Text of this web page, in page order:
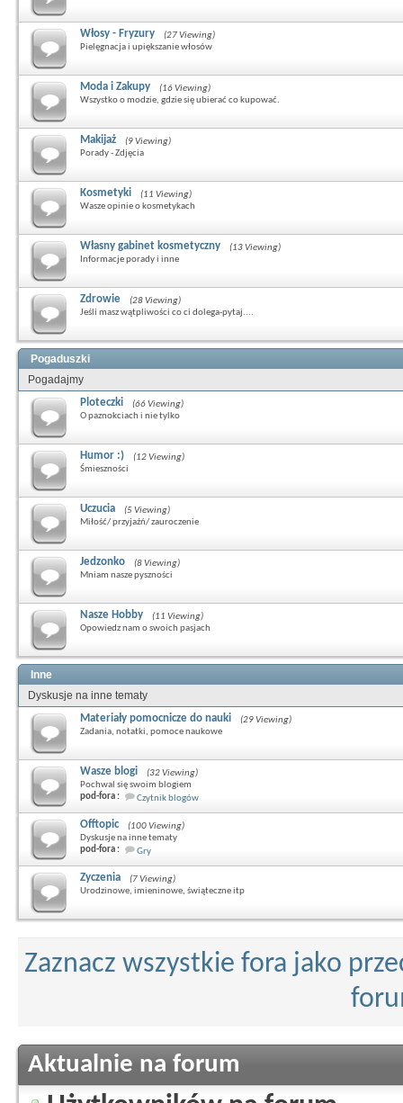
Włosy - Fryzury
(27 Viewing)
Pielęgnacja i upiększanie włosów
Moda i Zakupy
(16 Viewing)
Wszystko o modzie, gdzie się ubierać co kupować.
Makijaż
(9 Viewing)
Porady - Zdjęcia
Kosmetyki
(11 Viewing)
Wasze opinie o kosmetykach
Własny gabinet kosmetyczny
(13 Viewing)
Informacje porady i inne
Zdrowie
(28 Viewing)
Jeśli masz wątpliwości co ci dolega-pytaj....
Pogaduszki
Pogadajmy
Ploteczki
(66 Viewing)
O paznokciach i nie tylko
Humor :)
(12 Viewing)
Śmieszności
Uczucia
(5 Viewing)
Miłość/ przyjaźń/ zauroczenie
Jedzonko
(8 Viewing)
Mniam nasze pyszności
Nasze Hobby
(11 Viewing)
Opowiedz nam o swoich pasjach
Inne
Dyskusje na inne tematy
Materiały pomocnicze do nauki
(29 Viewing)
Zadania, notatki, pomoce naukowe
Wasze blogi
(32 Viewing)
Pochwal się swoim blogiem
pod-fora :
Czytnik blogów
Offtopic
(100 Viewing)
Dyskusje na inne tematy
pod-fora :
Gry
Zyczenia
(7 Viewing)
Urodzinowe, imieninowe, świąteczne itp
Zaznacz wszystkie fora jako
Aktualnie na forum